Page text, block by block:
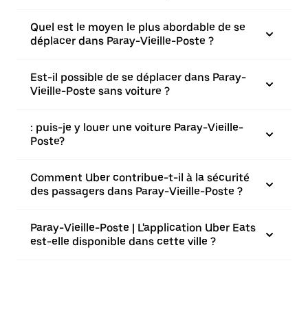
Quel est le moyen le plus abordable de se
déplacer dans Paray-Vieille-Poste ?
Est-il possible de se déplacer dans Paray-
Vieille-Poste sans voiture ?
: puis-je y louer une voiture Paray-Vieille-
Poste?
Comment Uber contribue-t-il à la sécurité
des passagers dans Paray-Vieille-Poste ?
Paray-Vieille-Poste | L'application Uber Eats
est-elle disponible dans cette ville ?